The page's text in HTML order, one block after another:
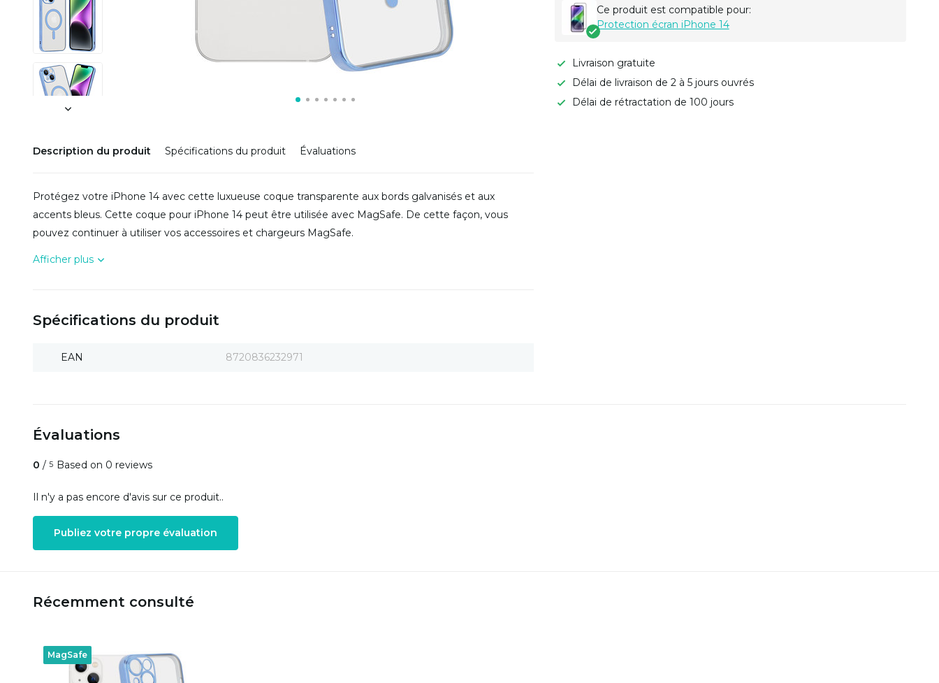
Description du produit Spécifications du produit Évaluations
Protégez votre iPhone 14 avec cette luxueuse coque transparente aux bords galvanisés et aux
accents bleus. Cette coque pour iPhone 14 peut être utilisée avec MagSafe. De cette façon, vous
pouvez continuer à utiliser vos accessoires et chargeurs MagSafe.
Afficher plus
Spécifications du produit
EAN 8720836232971
Ce produit est compatible pour:
Protection écran iPhone 14
Livraison gratuite
Délai de livraison de 2 à 5 jours ouvrés
Délai de rétractation de 100 jours
Évaluations
0 / 5 Based on 0 reviews
Il n'y a pas encore d'avis sur ce produit..
Publiez votre propre évaluation
Récemment consulté
MagSafe